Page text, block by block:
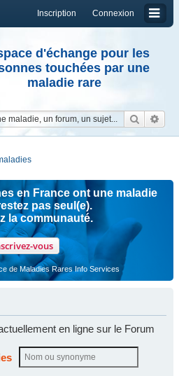
Connexion
Inscription
d'échange pour les
touchées par une
maladie rare
en France ont une maladie
pas seul(e).
la communauté.
vous
de Maladies Rares Info Services
en ligne sur le Forum